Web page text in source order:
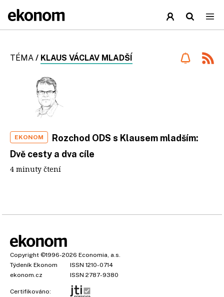
TÉMA / KLAUS VÁCLAV MLADŠÍ
EKONOM
Rozchod ODS s Klausem mladším:
Dvě cesty a dva cíle
4 minuty čtení
Copyright ©1996-2026 Economia, a.s.
Týdeník Ekonom
ISSN 1210-0714
ekonom.cz
ISSN 2787-9380
Certifikováno: